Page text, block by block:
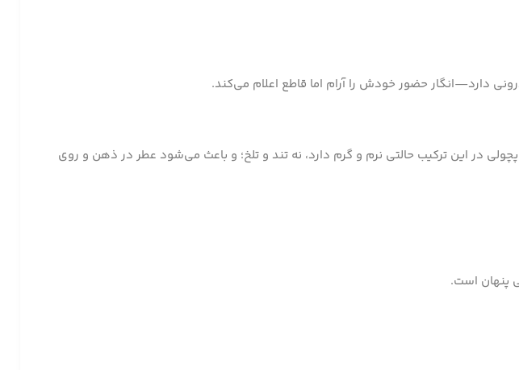
دارد—انگار حضور خودش را آرام اما قاطع اعلام می‌کند.
در این ترکیب حالتی نرم و گرم دارد، نه تند و تلخ؛ و باعث می‌شود عطر در ذهن و روی